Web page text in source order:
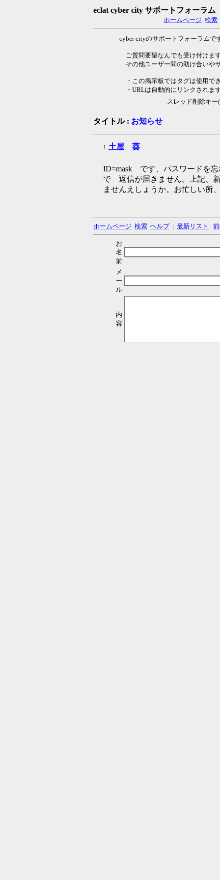
eclat cyber city サポートフォーラム
ホームページ 検索
cyber cityのサポートフォーラムで
ご質問要望なんでも受け付けま
その他ユーザー間の助け合いや
・この掲示板ではタグは使用で
・URLは自動的にリンクされま
スレッド削除キ
タイトル : お知らせ
1 土屋 葵
ID=mask です、パスワードを
で 返信が届きません。上記、
ませんえしょうか。お忙しい所
ホームページ 検索 ヘルプ| 最新リスト
お
名
前
メ
ー
ル
内
容